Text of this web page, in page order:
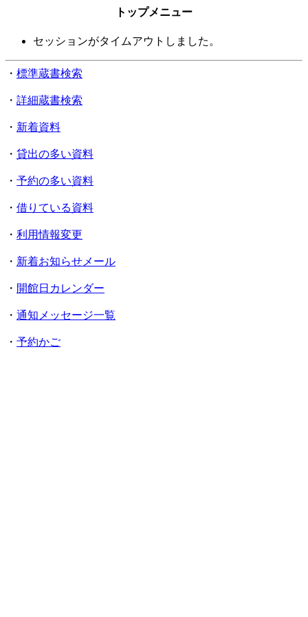
トップメニュー
セッションがタイムアウトしました。
・ 標準蔵書検索
・ 詳細蔵書検索
・ 新着資料
・ 貸出の多い資料
・ 予約の多い資料
・ 借りている資料
・ 利用情報変更
・ 新着お知らせメール
・ 開館日カレンダー
・ 通知メッセージ一覧
・ 予約かご